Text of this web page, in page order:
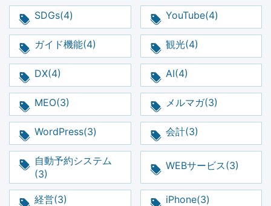
SDGs(4) YouTube(4)
ガイド機能(4) 観光(4)
DX(4) AI(4)
MEO(3) メルマガ(3)
WordPress(3) 会計(3)
自動予約システム
(3)
WEBサービス(3)
経営(3) iPhone(3)